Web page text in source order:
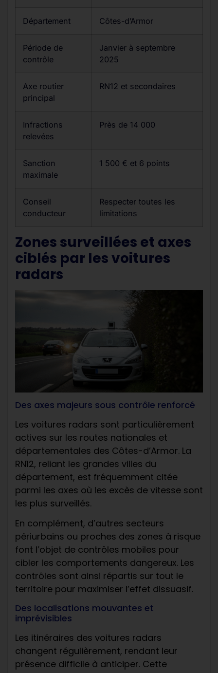
Département Côtes-d’Armor
Période de
contrôle
Janvier à septembre
2025
Axe routier
principal
RN12 et secondaires
Infractions
relevées
Près de 14 000
Sanction
maximale
1 500 € et 6 points
Conseil
conducteur
Respecter toutes les
limitations
Zones surveillées et axes
ciblés par les voitures
radars
Des axes majeurs sous contrôle renforcé
Les voitures radars sont particulièrement
actives sur les routes nationales et
départementales des Côtes-d’Armor. La
RN12, reliant les grandes villes du
département, est fréquemment citée
parmi les axes où les excès de vitesse sont
les plus surveillés.
En complément, d’autres secteurs
périurbains ou proches des zones à risque
font l’objet de contrôles mobiles pour
cibler les comportements dangereux. Les
contrôles sont ainsi répartis sur tout le
territoire pour maximiser l’effet dissuasif.
Des localisations mouvantes et
imprévisibles
Les itinéraires des voitures radars
changent régulièrement, rendant leur
présence difficile à anticiper. Cette